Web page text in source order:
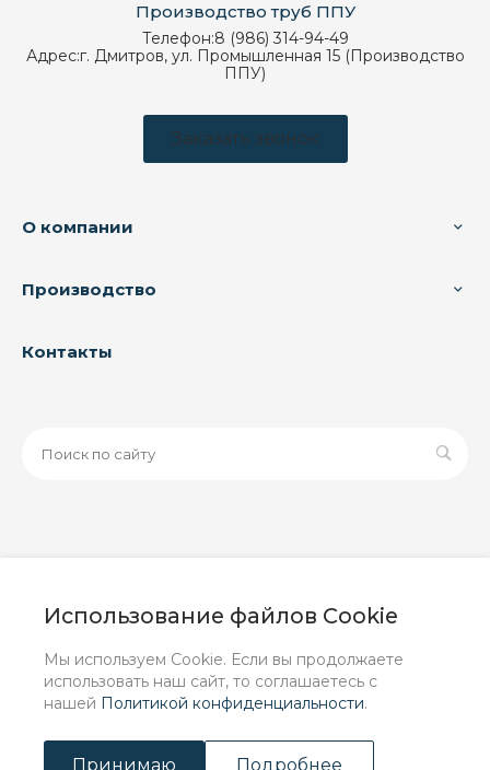
Использование файлов Cookie
Мы используем Cookie. Если вы продолжаете
использовать наш сайт, то соглашаетесь с
нашей Политикой конфиденциальности.
Принимаю Подробнее
Производство труб ППУ
Телефон:8 (986) 314-94-49
Адрес:г. Дмитров, ул. Промышленная 15 (Производство
ППУ)
Заказать звонок
О компании
Производство
Контакты
информационный характер и ни при каких условиях не
положениями Статьи 437 (2) ГК РФ.